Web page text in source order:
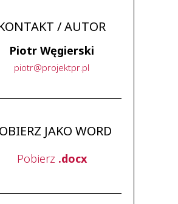
/ AUTOR
Piotr Węgierski
piotr@projektpr.pl
JAKO WORD
Pobierz .docx